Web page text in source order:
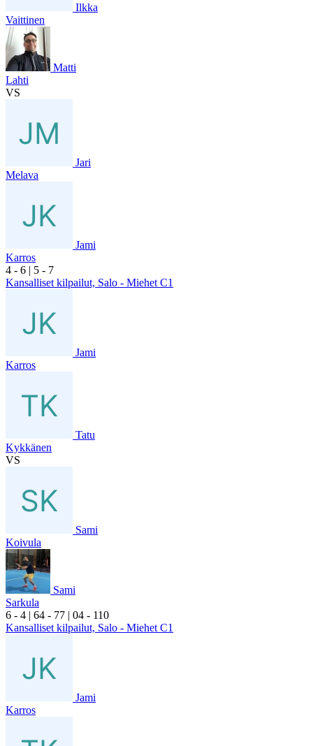
Ilkka
Vaittinen
Matti
Lahti
VS
Jari
Melava
Jami
Karros
4 - 6 | 5 - 7
Kansalliset kilpailut, Salo - Miehet C1
Jami
Karros
Tatu
Kykkänen
VS
Sami
Koivula
Sami
Sarkula
6 - 4 | 64 - 77 | 04 - 110
Kansalliset kilpailut, Salo - Miehet C1
Jami
Karros